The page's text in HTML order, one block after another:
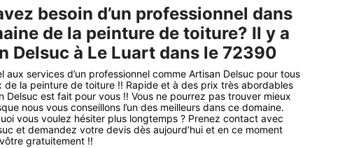
besoin d’un professionnel dans
de la peinture de toiture? Il y a
Delsuc à Le Luart dans le 72390
aux services d’un professionnel comme Artisan Delsuc pour tous
de la peinture de toiture !! Rapide et à des prix très abordables
Delsuc est fait pour vous !! Vous ne pourrez pas trouver mieux
nous vous conseillons l’un des meilleurs dans ce domaine.
vous voulez hésiter plus longtemps ? Prenez contact avec
et demandez votre devis dès aujourd’hui et en ce moment
gratuitement !!